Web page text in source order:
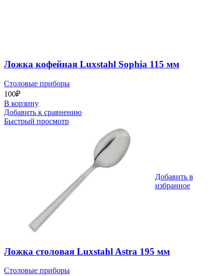
Ложка кофейная Luxstahl Sophia 115 мм
Столовые приборы
100₽
В корзину
Добавить к сравнению
Быстрый просмотр
Добавить в
избранное
Ложка столовая Luxstahl Astra 195 мм
Столовые приборы